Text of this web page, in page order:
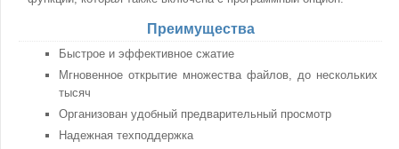
Преимущества
Быстрое и эффективное сжатие
Мгновенное открытие множества файлов, до нескольких
тысяч
Организован удобный предварительный просмотр
Надежная техподдержка